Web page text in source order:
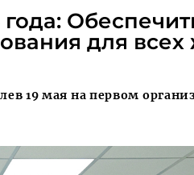
для всех
19 мая на первом